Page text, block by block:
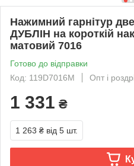
Нажимний гарнітур
ДУБЛІН на короткій
матовий 7016
Готово до відправки
Код: 119D7016M
Опт і
1 331 ₴
1 263 ₴ від 5 шт.